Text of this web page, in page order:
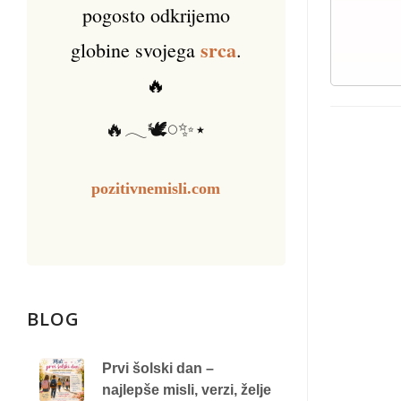
pogosto odkrijemo
globine svojega srca.
🔥
🔥𓂃🕊️𓏸✨⋆
pozitivnemisli.com
BLOG
Prvi šolski dan –
najlepše misli, verzi, želje